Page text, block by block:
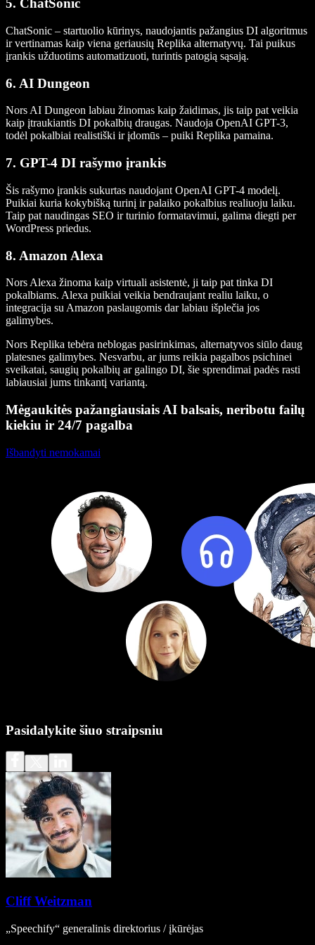
5. ChatSonic
ChatSonic – startuolio kūrinys, naudojantis pažangius DI algoritmus
ir vertinamas kaip viena geriausių Replika alternatyvų. Tai puikus
įrankis užduotims automatizuoti, turintis patogią sąsają.
6. AI Dungeon
Nors AI Dungeon labiau žinomas kaip žaidimas, jis taip pat veikia
kaip įtraukiantis DI pokalbių draugas. Naudoja OpenAI GPT-3,
todėl pokalbiai realistiški ir įdomūs – puiki Replika pamaina.
7. GPT-4 DI rašymo įrankis
Šis rašymo įrankis sukurtas naudojant OpenAI GPT-4 modelį.
Puikiai kuria kokybišką turinį ir palaiko pokalbius realiuoju laiku.
Taip pat naudingas SEO ir turinio formatavimui, galima diegti per
WordPress priedus.
8. Amazon Alexa
Nors Alexa žinoma kaip virtuali asistentė, ji taip pat tinka DI
pokalbiams. Alexa puikiai veikia bendraujant realiu laiku, o
integracija su Amazon paslaugomis dar labiau išplečia jos
galimybes.
Nors Replika tebėra neblogas pasirinkimas, alternatyvos siūlo daug
platesnes galimybes. Nesvarbu, ar jums reikia pagalbos psichinei
sveikatai, saugių pokalbių ar galingo DI, šie sprendimai padės rasti
labiausiai jums tinkantį variantą.
Mėgaukitės pažangiausiais AI balsais, neribotu failų
kiekiu ir 24/7 pagalba
Išbandyti nemokamai
Pasidalykite šiuo straipsniu
Cliff Weitzman
„Speechify“ generalinis direktorius / įkūrėjas